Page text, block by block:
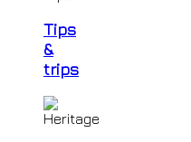
Tips
&
trips